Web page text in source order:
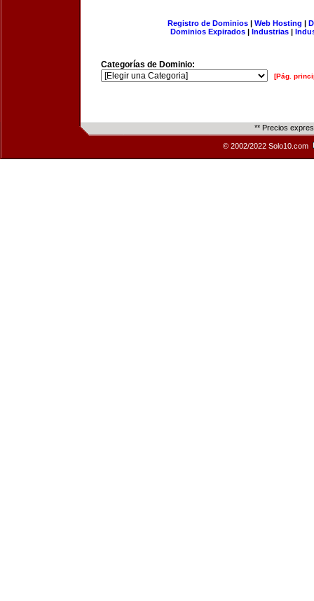
Registro de Dominios| Web Hosting |
Dominios Expirados | Industrias |
Categorías de Dominio:
[Pág.
** Precios
© 2002/2022 Solo10.com